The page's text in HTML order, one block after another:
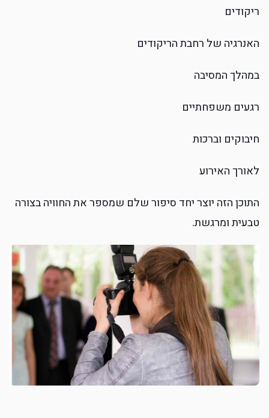
ריקודים
האנרגיה של רחבת הריקודים
במהלך המסיבה
רגעים משפחתיים
חיבוקים וברכות
לאורך האירוע
התוכן הזה יוצר יחד סיפור שלם שמספר את החוויה בצורה
טבעית ומרגשת.